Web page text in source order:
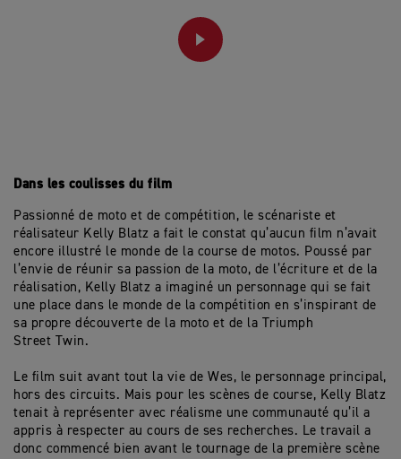
PLAY
Dans les coulisses du film
Passionné de moto et de compétition, le scénariste et
réalisateur Kelly Blatz a fait le constat qu’aucun film n’avait
encore illustré le monde de la course de motos. Poussé par
l’envie de réunir sa passion de la moto, de l’écriture et de la
réalisation, Kelly Blatz a imaginé un personnage qui se fait
une place dans le monde de la compétition en s’inspirant de
sa propre découverte de la moto et de la Triumph
Street Twin.
Le film suit avant tout la vie de Wes, le personnage principal,
hors des circuits. Mais pour les scènes de course, Kelly Blatz
tenait à représenter avec réalisme une communauté qu’il a
appris à respecter au cours de ses recherches. Le travail a
donc commencé bien avant le tournage de la première scène